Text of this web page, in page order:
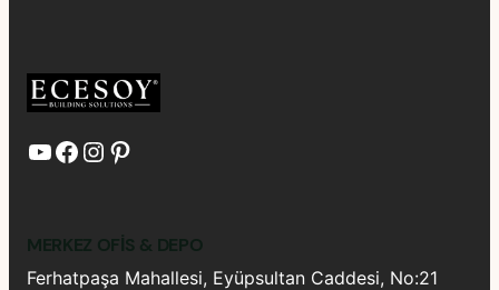
YouTube Facebook Instagram Pinterest
MERKEZ OFIS & DEPO
Ferhatpaşa Mahallesi, Eyüpsultan Caddesi, No:21